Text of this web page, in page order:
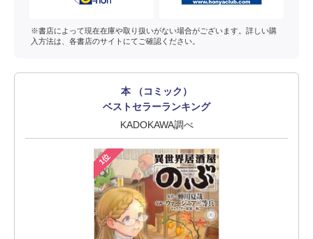
※書店によって現在在庫や取り扱いがない場合がございます。詳しい購
入方法は、各書店のサイトにてご確認ください。
本 （コミック）
ベストセラーランキング
KADOKAWA調べ
1位